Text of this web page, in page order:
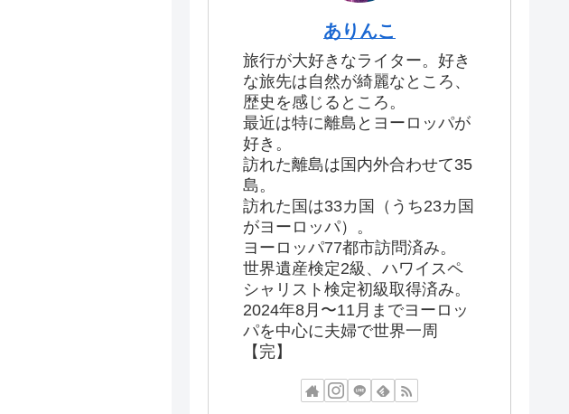
ありんこ
旅行が大好きなライター。好き
な旅先は自然が綺麗なところ、
歴史を感じるところ。
最近は特に離島とヨーロッパが
好き。
訪れた離島は国内外合わせて35
島。
訪れた国は33カ国（うち23カ国
がヨーロッパ）。
ヨーロッパ77都市訪問済み。
世界遺産検定2級、ハワイスペ
シャリスト検定初級取得済み。
2024年8月〜11月までヨーロッ
パを中心に夫婦で世界一周
【完】